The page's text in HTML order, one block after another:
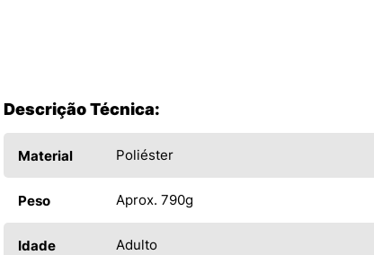
Descrição Técnica:
Material Poliéster
Peso Aprox. 790g
Idade Adulto